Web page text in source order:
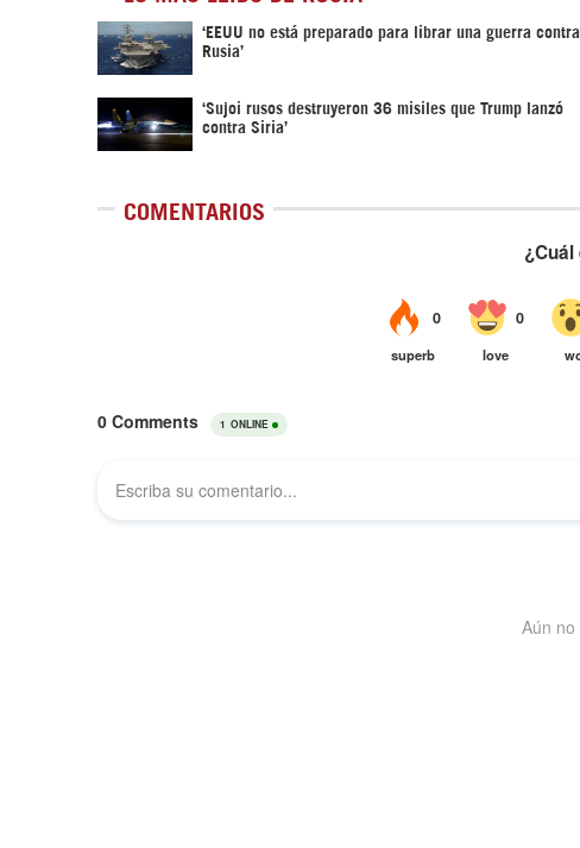
‘EEUU no está preparado para librar una guerra contra
Rusia’
‘Sujoi rusos destruyeron 36 misiles que Trump lanzó
contra Siria’
COMENTARIOS